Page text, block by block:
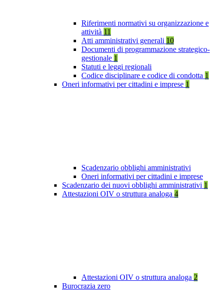
Riferimenti normativi su organizzazione e
attività 11
Atti amministrativi generali 10
Documenti di programmazione strategico-
gestionale 1
Statuti e leggi regionali
Codice disciplinare e codice di condotta 1
Oneri informativi per cittadini e imprese 1
Scadenzario obblighi amministrativi
Oneri informativi per cittadini e imprese
Scadenzario dei nuovi obblighi amministrativi 1
Attestazioni OIV o struttura analoga 4
Attestazioni OIV o struttura analoga 2
Burocrazia zero